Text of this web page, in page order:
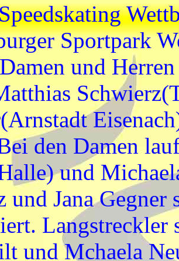
Sportpark
und
den Damen
und
und Jana
und Mchaela